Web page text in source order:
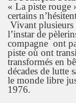
« La piste rouge
certains
Vivant plusieurs
l’instar de
compagne ont
piste où ont
transformés en
décades de lutte
le monde libre
1976.